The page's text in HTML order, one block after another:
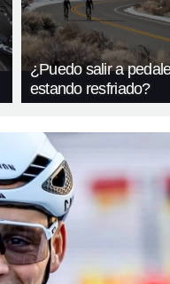
¿Puedo salir a
estando resfriado?